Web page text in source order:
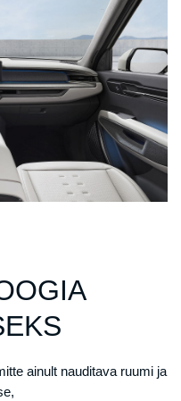
ainult nauditava ruumi ja